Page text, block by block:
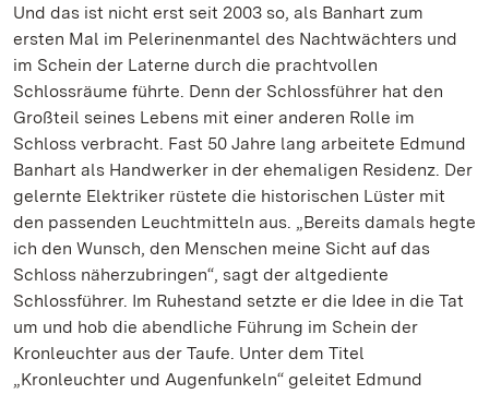
Und das ist nicht erst seit 2003 so, als Banhart zum
ersten Mal im Pelerinenmantel des Nachtwächters und
im Schein der Laterne durch die prachtvollen
Schlossräume führte. Denn der Schlossführer hat den
Großteil seines Lebens mit einer anderen Rolle im
Schloss verbracht. Fast 50 Jahre lang arbeitete Edmund
Banhart als Handwerker in der ehemaligen Residenz. Der
gelernte Elektriker rüstete die historischen Lüster mit
den passenden Leuchtmitteln aus. „Bereits damals hegte
ich den Wunsch, den Menschen meine Sicht auf das
Schloss näherzubringen“, sagt der altgediente
Schlossführer. Im Ruhestand setzte er die Idee in die Tat
um und hob die abendliche Führung im Schein der
Kronleuchter aus der Taufe. Unter dem Titel
„Kronleuchter und Augenfunkeln“ geleitet Edmund